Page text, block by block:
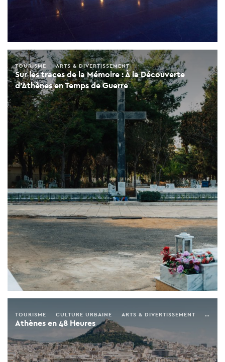
Sur les traces de la Mémoire : À la Découverte
d'Athènes en Temps de Guerre
TOURISME ARTS & DIVERTISSEMENT
Athènes en 48 Heures
TOURISME CULTURE URBAINE ARTS & DIVERTISSEMENT